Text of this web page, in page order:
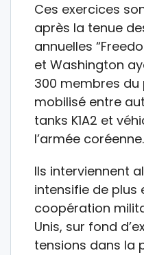
Ces exercices
après la tenue
annuelles
et Washington
300 membres
mobilisé entre
tanks K1A2 et
l’armée coréenne.
Ils interviennent
intensifie de plus
coopération
Unis, sur fond
tensions dans la